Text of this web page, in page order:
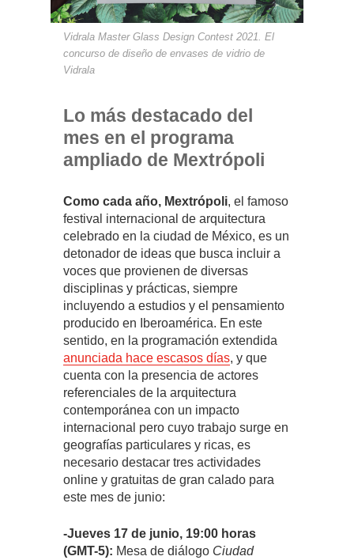
Vidrala Master Glass Design Contest 2021. El
concurso de diseño de envases de vidrio de
Vidrala
Lo más destacado del
mes en el programa
ampliado de Mextrópoli
Como cada año, Mextrópoli, el famoso
festival internacional de arquitectura
celebrado en la ciudad de México, es un
detonador de ideas que busca incluir a
voces que provienen de diversas
disciplinas y prácticas, siempre
incluyendo a estudios y el pensamiento
producido en Iberoamérica. En este
sentido, en la programación extendida
anunciada hace escasos días, y que
cuenta con la presencia de actores
referenciales de la arquitectura
contemporánea con un impacto
internacional pero cuyo trabajo surge en
geografías particulares y ricas, es
necesario destacar tres actividades
online y gratuitas de gran calado para
este mes de junio:
-Jueves 17 de junio, 19:00 horas
(GMT-5): Mesa de diálogo Ciudad